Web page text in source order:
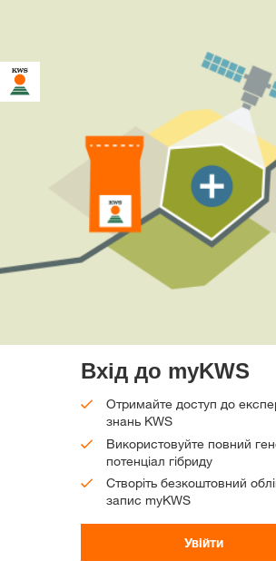
Вхід до myKWS
Отримайте доступ до
знань KWS
Використовуйте повний
потенціал гібриду
Створіть безкоштовний
запис myKWS
Увійти